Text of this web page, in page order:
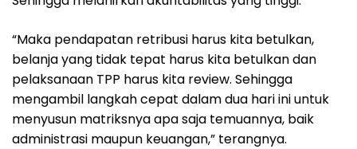
“Maka pendapatan retribusi harus kita betulkan,
belanja yang tidak tepat harus kita betulkan dan
pelaksanaan TPP harus kita review. Sehingga
mengambil langkah cepat dalam dua hari ini untuk
menyusun matriksnya apa saja temuannya, baik
administrasi maupun keuangan,” terangnya.